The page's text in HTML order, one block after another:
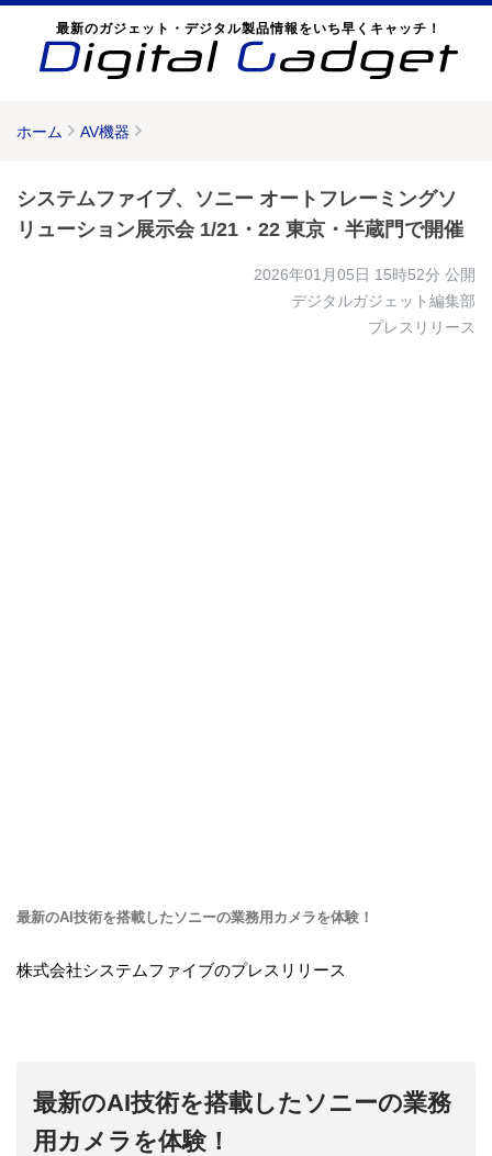
最新のガジェット・デジタル製品情報をいち早くキャッチ！
ホーム AV機器
システムファイブ、ソニー オートフレーミングソ
リューション展示会 1/21・22 東京・半蔵門で開催
2026年01月05日 15時52分 公開
デジタルガジェット編集部
プレスリリース
最新のAI技術を搭載したソニーの業務用カメラを体験！
株式会社システムファイブのプレスリリース
最新のAI技術を搭載したソニーの業務
用カメラを体験！